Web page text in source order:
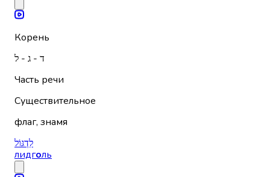
Корень
ד - ג - ל
Часть речи
Существительное
флаг, знамя
לִדְגּוֹל
лидголь